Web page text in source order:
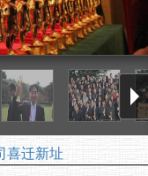
喜迁新址